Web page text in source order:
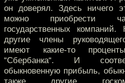
он доверял. Здесь ничего
можно приобрести
государственных
другие члены
имеют какие-то
“Сбербанка“. И
обыкновенную прибыль,